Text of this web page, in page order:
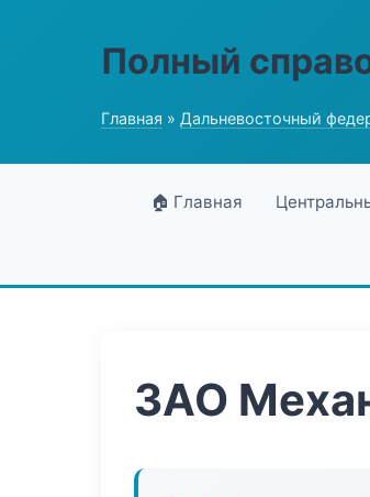
Полный
Главная » Дальневосточный
🏠 Главная
ЗАО